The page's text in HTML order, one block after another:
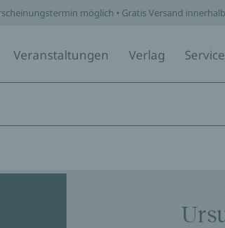
möglich • Gratis Versand
Veranstaltungen Verlag Service